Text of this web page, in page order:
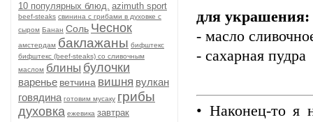
10 популярных блюд. azimuth sport
beef-stеаks cвинина с грибами в духовке с
сыром Банан Соль Чеснок
амстердам баклажаны бифштекс
бифштекс (beef-stеаks) со сливочным
маслом блины булочки
варенье ветчина вишня вулкан
говядина готовим мусаку грибы
духовка ежевика завтрак
для украшения:
- масло
- сахарная пудра
• Наконец-то я